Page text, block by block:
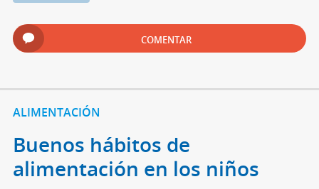
COMENTAR
ALIMENTACIÓN
Buenos hábitos de
alimentación en los niños